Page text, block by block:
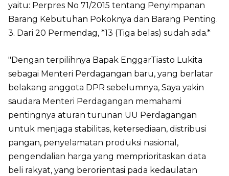
yaitu: Perpres No 71/2015 tentang Penyimpanan
Barang Kebutuhan Pokoknya dan Barang Penting.
3. Dari 20 Permendag, *13 (Tiga belas) sudah ada.*
"Dengan terpilihnya Bapak EnggarTiasto Lukita
sebagai Menteri Perdagangan baru, yang berlatar
belakang anggota DPR sebelumnya, Saya yakin
saudara Menteri Perdagangan memahami
pentingnya aturan turunan UU Perdagangan
untuk menjaga stabilitas, ketersediaan, distribusi
pangan, penyelamatan produksi nasional,
pengendalian harga yang memprioritaskan data
beli rakyat, yang berorientasi pada kedaulatan